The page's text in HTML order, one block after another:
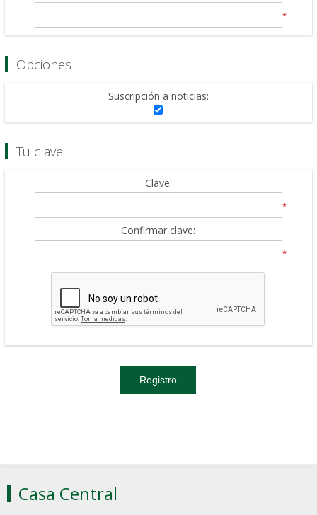
*
Opciones
Suscripción a noticias:
Tu clave
Clave:
*
Confirmar clave:
*
Casa Central